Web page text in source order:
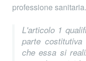
professione sanitaria.
L'articolo 1
parte
che essa si